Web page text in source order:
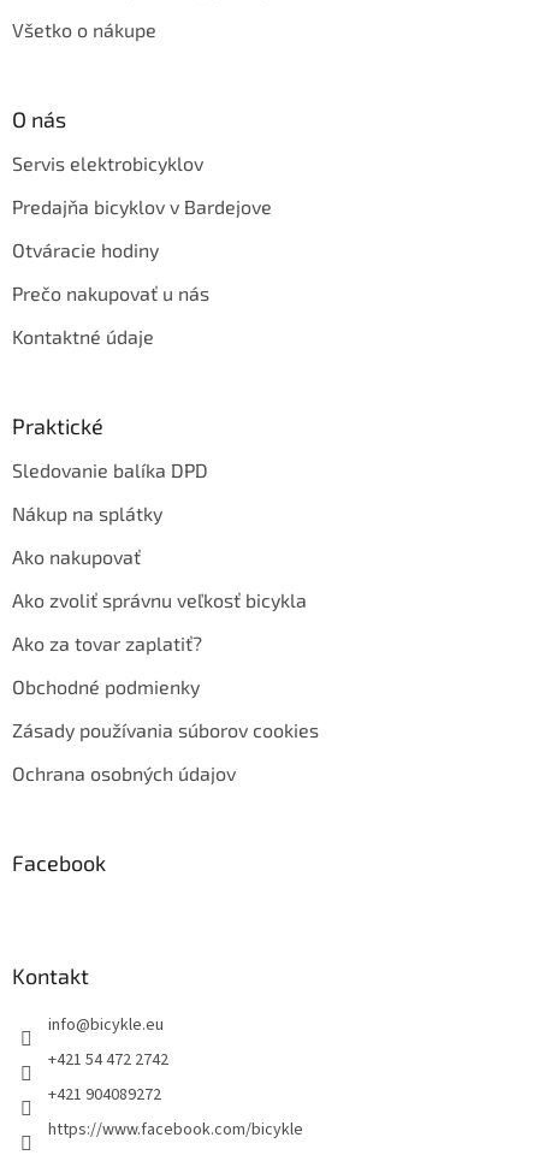
Všetko o nákupe
O nás
Servis elektrobicyklov
Predajňa bicyklov v Bardejove
Otváracie hodiny
Prečo nakupovať u nás
Kontaktné údaje
Praktické
Sledovanie balíka DPD
Nákup na splátky
Ako nakupovať
Ako zvoliť správnu veľkosť bicykla
Ako za tovar zaplatiť?
Obchodné podmienky
Zásady používania súborov cookies
Ochrana osobných údajov
Facebook
Kontakt
info@bicykle.eu
+421 54 472 2742
+421 904089272
https://www.facebook.com/bicykle